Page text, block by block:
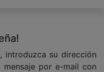
introduzca su dirección
por e-mail con